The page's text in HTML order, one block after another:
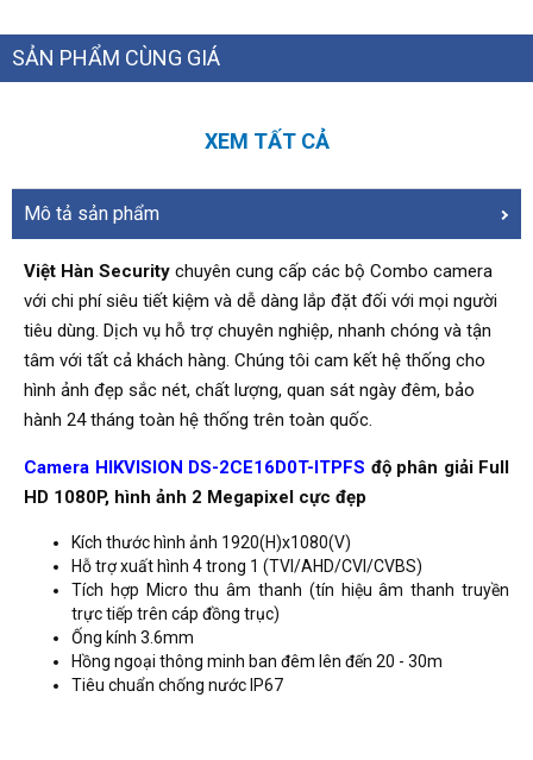
SẢN PHẨM CÙNG GIÁ
XEM TẤT CẢ
Mô tả sản phẩm
Việt Hàn Security chuyên cung cấp các bộ Combo camera
với chi phí siêu tiết kiệm và dễ dàng lắp đặt đối với mọi người
tiêu dùng. Dịch vụ hỗ trợ chuyên nghiệp, nhanh chóng và tận
tâm với tất cả khách hàng. Chúng tôi cam kết hệ thống cho
hình ảnh đẹp sắc nét, chất lượng, quan sát ngày đêm, bảo
hành 24 tháng toàn hệ thống trên toàn quốc.
Camera HIKVISION DS-2CE16D0T-ITPFS độ phân giải Full
HD 1080P, hình ảnh 2 Megapixel cực đẹp
Kích thước hình ảnh 1920(H)x1080(V)
Hỗ trợ xuất hình 4 trong 1 (TVI/AHD/CVI/CVBS)
Tích hợp Micro thu âm thanh (tín hiệu âm thanh truyền
trực tiếp trên cáp đồng trục)
Ống kính 3.6mm
Hồng ngoại thông minh ban đêm lên đến 20 - 30m
Tiêu chuẩn chống nước IP67